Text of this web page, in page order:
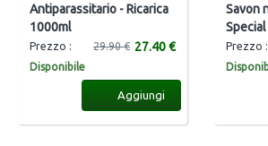
Antiparassitario - Ricarica
1000ml
Prezzo : 27.40 €
29.90 €
Disponibile
Aggiungi
Savon
Prezzo :